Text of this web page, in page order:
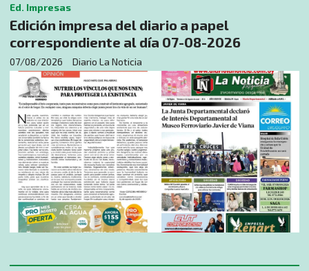
Edición impresa del diario a papel
correspondiente al día 07-08-2026
Diario La Noticia
Ed. Impresas
07/08/2026